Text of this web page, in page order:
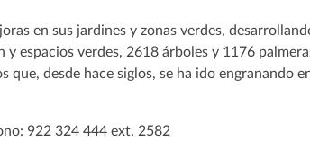
en sus jardines y zonas verdes,
espacios verdes, 2618 árboles y 1176
desde hace siglos, se ha ido engranando
922 324 444 ext. 2582